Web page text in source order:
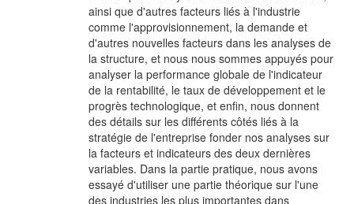
ainsi que d'autres facteurs liés à l'industrie
comme l'approvisionnement, la demande et
d'autres nouvelles facteurs dans les analyses de
la structure, et nous nous sommes appuyés pour
analyser la performance globale de l'indicateur
de la rentabilité, le taux de développement et le
progrès technologique, et enfin, nous donnent
des détails sur les différents côtés liés à la
stratégie de l'entreprise fonder nos analyses sur
la facteurs et indicateurs des deux dernières
variables. Dans la partie pratique, nous avons
essayé d'utiliser une partie théorique sur l'une
des industries les plus importantes dans